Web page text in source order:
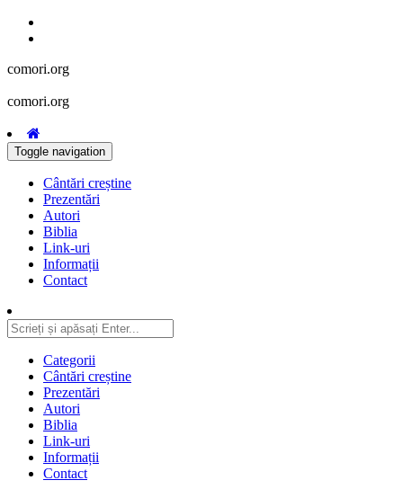
comori.org
comori.org
Toggle navigation
Cântări creștine
Prezentări
Autori
Biblia
Link-uri
Informații
Contact
Categorii
Cântări creștine
Prezentări
Autori
Biblia
Link-uri
Informații
Contact